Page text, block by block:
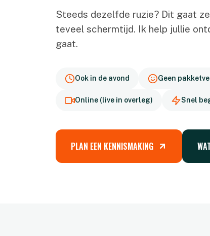
Steeds dezelfde ruzie? Dit gaat
teveel schermtijd. Ik help jullie
gaat.
Ook in de avond Geen
Online (live in overleg) Snel
PLAN EEN KENNISMAKING